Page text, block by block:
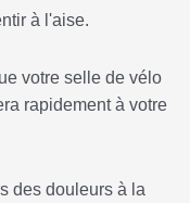
à l'aise.
votre selle de vélo
rapidement à votre
des douleurs à la